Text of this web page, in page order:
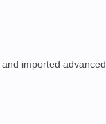
and imported advanced